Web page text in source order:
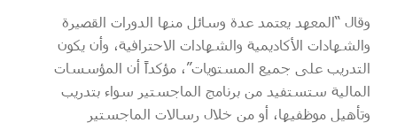
وقال “المعهد يعتمد عدة وسائل منها الدورات القصيرة
والشهادات الأكاديمية والشهادات الاحترافية، وأن يكون
التدريب على جميع المستويات”، مؤكداً أن المؤسسات
المالية ستستفيد من برنامج الماجستير سواء بتدريب
وتأهيل موظفيها، أو من خلال رسالات الماجستير